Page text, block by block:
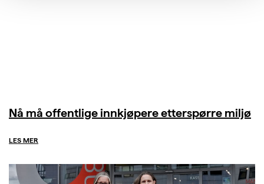
Nå må offentlige innkjøpere etterspørre miljø
LES MER